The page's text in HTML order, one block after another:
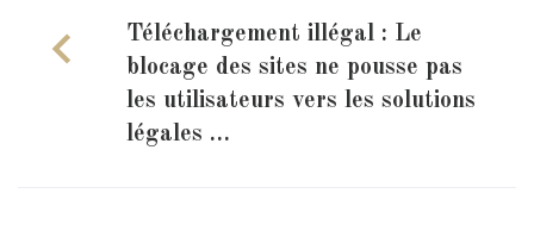
Téléchargement illégal : Le
blocage des sites ne pousse pas
les utilisateurs vers les solutions
légales …